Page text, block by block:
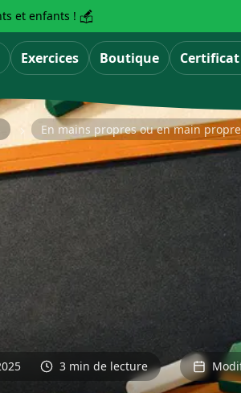
et enfants !
Exercices Boutique
En mains propres ou en main
3 min de lecture